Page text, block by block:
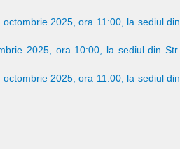
2025, ora 11:00, la sediul din
2025, ora 10:00, la sediul din Str.
2025, ora 11:00, la sediul din